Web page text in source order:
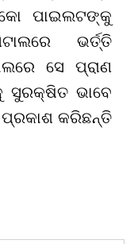
ପାଇଲଟଙ୍କୁ
ଭର୍ତ୍ତି
ସେ ପ୍ରାଣ
ସୁରକ୍ଷିତ ଭାବେ
ପ୍ରକାଶ କରିଛନ୍ତି